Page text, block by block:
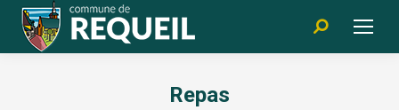
Recherche
:
Repas